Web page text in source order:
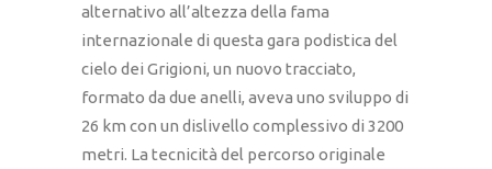
alternativo all’altezza della fama
internazionale di questa gara podistica del
cielo dei Grigioni, un nuovo tracciato,
formato da due anelli, aveva uno sviluppo di
26 km con un dislivello complessivo di 3200
metri. La tecnicità del percorso originale